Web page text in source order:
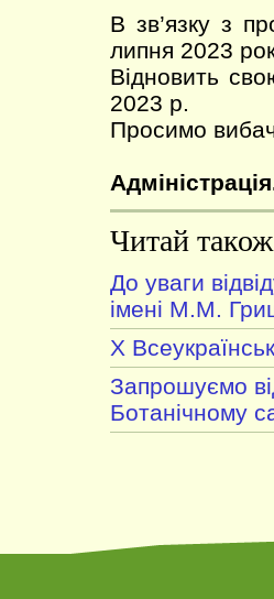
В зв’язку з
липня 2023
Відновить
2023 р.
Просимо
Читай також
До уваги
імені М.М.
X
Запрошуємо
Ботанічному